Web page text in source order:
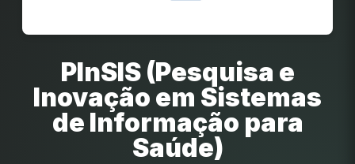
PInSIS (Pesquisa e
Inovação em Sistemas
de Informação para
Saúde)